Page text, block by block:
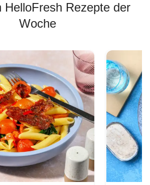
HelloFresh Rezepte der
Woche